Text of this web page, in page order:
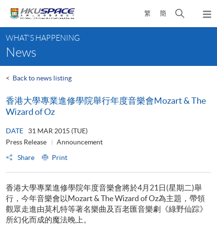
content
繁 簡
Open
search
content
start
WHAT'S HAPPENING
News
< Back to news listing
香港大學專業進修學院舉行年度音樂會Mozart & The
Wizard of Oz
DATE
31 MAR 2015 (TUE)
Press Release
Announcement
Share
Print
香港大學專業進修學院年度音樂會將於4月21日(星期二)舉
行，今年音樂會以Mozart & The Wizard of Oz為主題，帶領
觀眾走進由莫札特等著名樂曲及百老匯音樂劇《綠野仙踪》
所幻化而成的魔法晚上。